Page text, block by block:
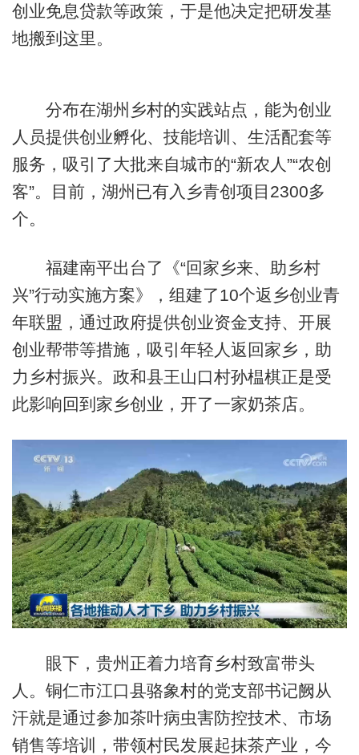
创业免息贷款等政策，于是他决定把研发基
地搬到这里。
分布在湖州乡村的实践站点，能为创业
人员提供创业孵化、技能培训、生活配套等
服务，吸引了大批来自城市的“新农人”“农创
客”。目前，湖州已有入乡青创项目2300多
个。
福建南平出台了《“回家乡来、助乡村
兴”行动实施方案》，组建了10个返乡创业青
年联盟，通过政府提供创业资金支持、开展
创业帮带等措施，吸引年轻人返回家乡，助
力乡村振兴。政和县王山口村孙榅棋正是受
此影响回到家乡创业，开了一家奶茶店。
眼下，贵州正着力培育乡村致富带头
人。铜仁市江口县骆象村的党支部书记阙从
汗就是通过参加茶叶病虫害防控技术、市场
销售等培训，带领村民发展起抹茶产业，今